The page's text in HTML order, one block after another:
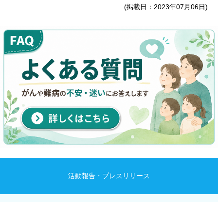
(掲載日：2023年07月06日)
活動報告・プレスリリース